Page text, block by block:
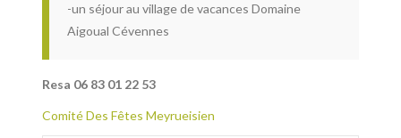
-un séjour au village de vacances Domaine
Aigoual Cévennes
Resa 06 83 01 22 53
Comité Des Fêtes Meyrueisien